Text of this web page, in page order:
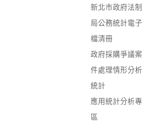
新北市政府法制
局公務統計電子
檔清冊
政府採購爭議案
件處理情形分析
統計
應用統計分析專
區